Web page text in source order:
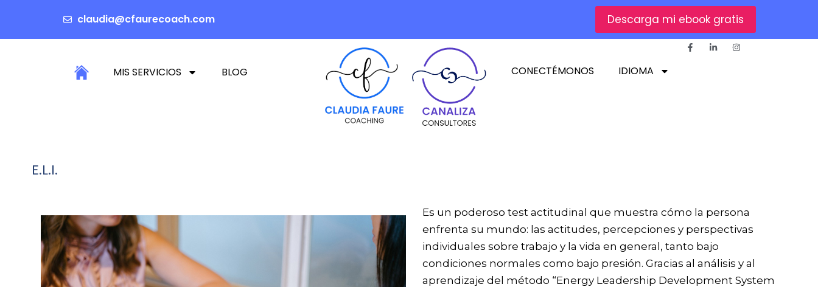
claudia@cfaurecoach.com Descarga mi ebook gratis
MIS SERVICIOS BLOG CONECTÉMONOS IDIOMA
E.L.I.
Es un poderoso test actitudinal que muestra cómo la persona
enfrenta su mundo: las actitudes, percepciones y perspectivas
individuales sobre trabajo y la vida en general, tanto bajo
condiciones normales como bajo presión. Gracias al análisis y al
aprendizaje del método “Energy Leadership Development System